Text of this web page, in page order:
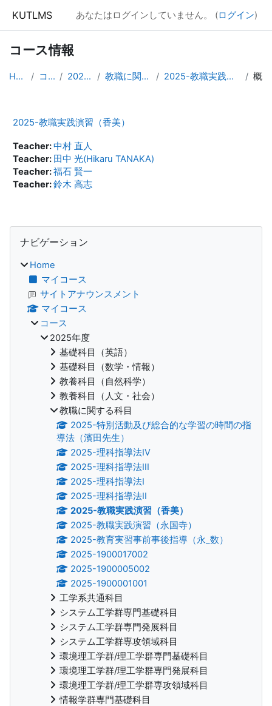
KUTLMS あなたはログインしていません。 (ログイン)
コース情報
Home コース 2025年度 教職に関する科目 2025-教職実践演習（香美）
2025-教職実践演習（香美）
Teacher:中村 直人
Teacher: 田中 光(Hikaru TANAKA)
Teacher:福石 賢一
Teacher:鈴木 高志
ブロック
ナビゲーション
Home
マイコース
サイトアナウンスメント
マイコース
コース
2025年度
基礎科目（英語）
基礎科目（数学・情報）
教養科目（自然科学）
教養科目（人文・社会）
教職に関する科目
2025-特別活動及び総合的な学習の時間の指
導法（濱田先生）
2025-理科指導法IV
2025-理科指導法III
2025-理科指導法I
2025-理科指導法II
2025-教職実践演習（香美）
2025-教職実践演習（永国寺）
2025-教育実習事前事後指導（永_数）
2025-1900017002
2025-1900005002
2025-1900001001
工学系共通科目
システム工学群専門基礎科目
システム工学群専門発展科目
システム工学群専攻領域科目
環境理工学群/理工学群専門基礎科目
環境理工学群/理工学群専門発展科目
環境理工学群/理工学群専攻領域科目
情報学群専門基礎科目